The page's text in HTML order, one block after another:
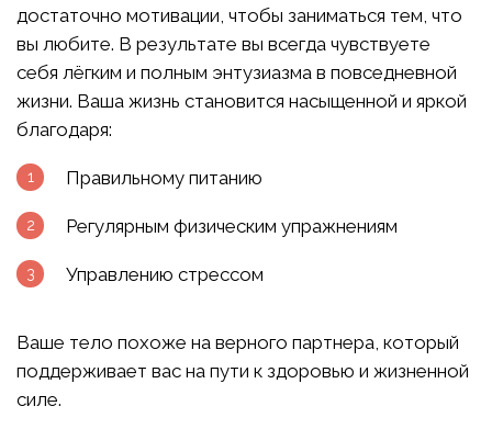
достаточно мотивации, чтобы заниматься тем, что
вы любите. В результате вы всегда чувствуете
себя лёгким и полным энтузиазма в повседневной
жизни. Ваша жизнь становится насыщенной и яркой
благодаря:
Правильному питанию
Регулярным физическим упражнениям
Управлению стрессом
Ваше тело похоже на верного партнера, который
поддерживает вас на пути к здоровью и жизненной
силе.